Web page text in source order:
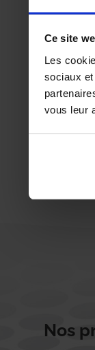
Ce site
Les
sociaux
vous leur
Nos